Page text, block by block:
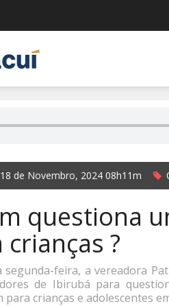
18 de Novembro, 2024 08h11m
questiona
crianças ?
segunda-feira, a vereadora
de Ibirubá para
para crianças e adolescentes